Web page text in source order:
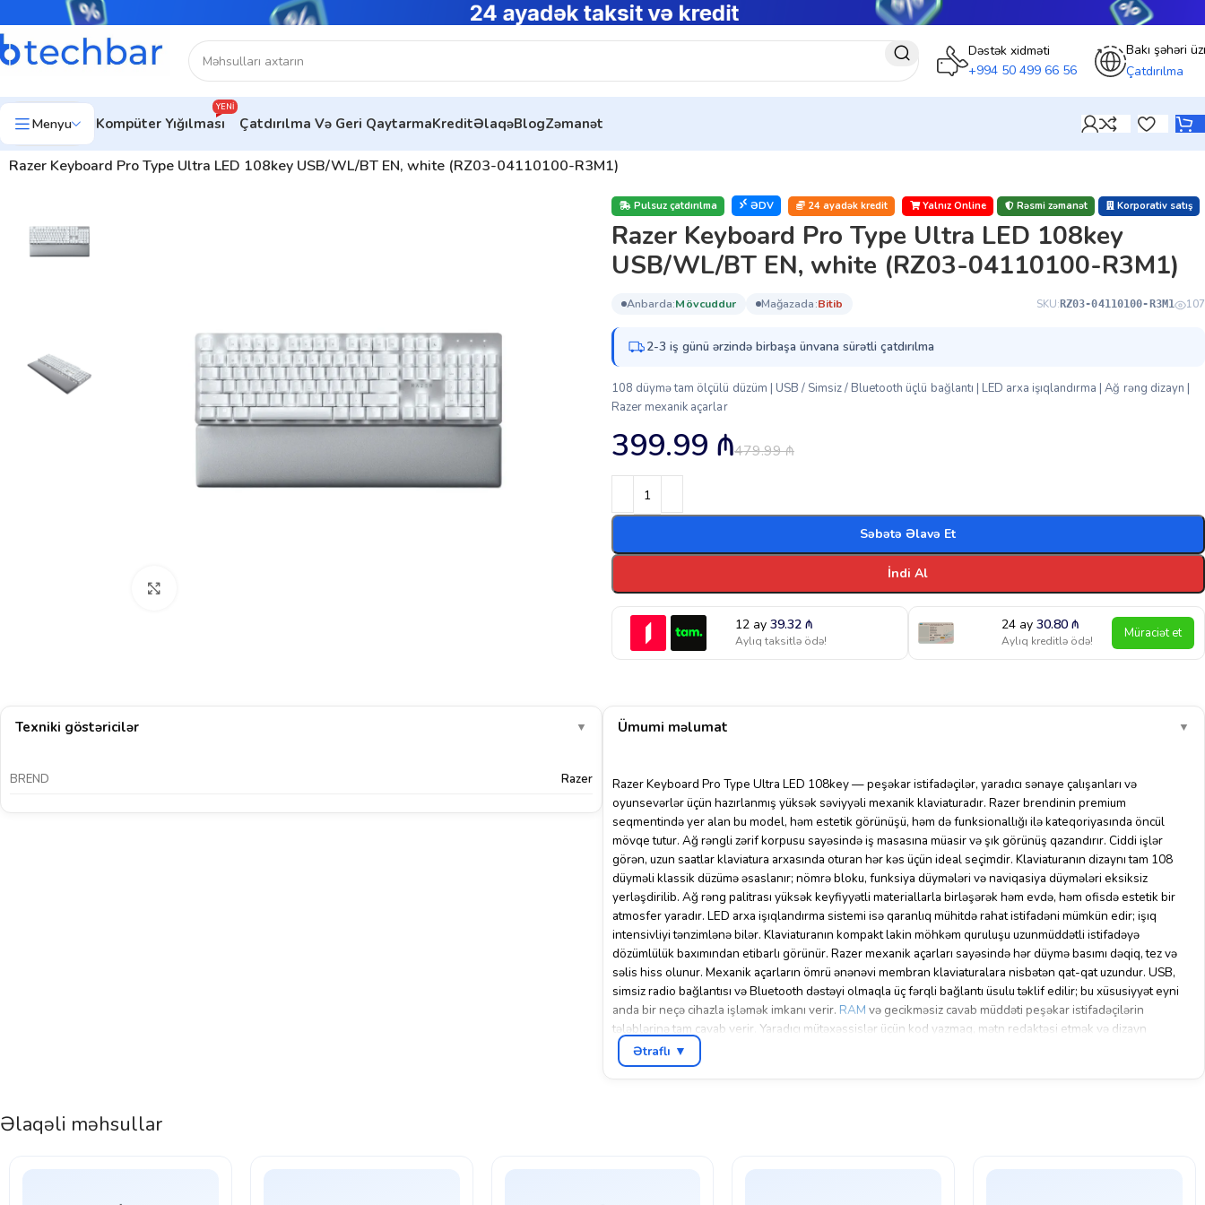
Dəstək xidməti
+994 50 499 66 56
Bakı şəhəri
Çatdırılma
Menyu Kompüter Yığılması
YENI
Çatdırılma Və Geri QaytarmaKreditƏlaqəBlogZəmanət
Ev Kompüter aksesuarları
Razer Keyboard Pro Type Ultra LED 108key USB/WL/BT EN, white (RZ03-04110100-R3M1)
Pulsuz çatdırılma ƏDV 24 ayadək kredit Yalnız Online Rəsmi zəmanət Korporativ satış
Razer Keyboard Pro Type Ultra LED 108key
USB/WL/BT EN, white (RZ03-04110100-R3M1)
anbarda: mövcuddur mağazada: bi̇ti̇b SKU:RZ03-04110100-R3M1 107
2-3 iş günü ərzində birbaşa ünvana sürətli çatdırılma
108 düymə tam ölçülü düzüm | USB / Simsiz / Bluetooth üçlü bağlantı | LED arxa işıqlandırma | Ağ rəng dizayn |
Razer mexanik açarlar
479.99₼
399.99 ₼
Səbətə Əlavə Et
İndi Al
12 ay39.32₼
Aylıq taksitlə ödə!
24 ay30.80₼
Aylıq kreditlə ödə! Müraciət et
Texniki göstəricilər ▼
BREND Razer
Ümumi məlumat ▼
Razer Keyboard Pro Type Ultra LED 108key — peşəkar istifadəçilər, yaradıcı sənaye çalışanları və
oyunsevərlər üçün hazırlanmış yüksək səviyyəli mexanik klaviaturadır. Razer brendinin premium
seqmentində yer alan bu model, həm estetik görünüşü, həm də funksionallığı ilə kateqoriyasında öncül
mövqe tutur. Ağ rəngli zərif korpusu sayəsində iş masasına müasir və şık görünüş qazandırır. Ciddi işlər
görən, uzun saatlar klaviatura arxasında oturan hər kəs üçün ideal seçimdir. Klaviaturanın dizaynı tam 108
düyməli klassik düzümə əsaslanır; nömrə bloku, funksiya düymələri və naviqasiya düymələri eksiksiz
yerləşdirilib. Ağ rəng palitrası yüksək keyfiyyətli materiallarla birləşərək həm evdə, həm ofisdə estetik bir
atmosfer yaradır. LED arxa işıqlandırma sistemi isə qaranlıq mühitdə rahat istifadəni mümkün edir; işıq
intensivliyi tənzimlənə bilər. Klaviaturanın kompakt lakin möhkəm quruluşu uzunmüddətli istifadəyə
dözümlülük baxımından etibarlı görünür. Razer mexanik açarları sayəsində hər düymə basımı dəqiq, tez və
səlis hiss olunur. Mexanik açarların ömrü ənənəvi membran klaviaturalara nisbətən qat-qat uzundur. USB,
simsiz radio bağlantısı və Bluetooth dəstəyi olmaqla üç fərqli bağlantı üsulu təklif edilir; bu xüsusiyyət eyni
anda bir neçə cihazla işləmək imkanı verir. RAM və gecikməsiz cavab müddəti peşəkar istifadəçilərin
tələblərinə tam cavab verir. Yaradıcı mütəxəssislər üçün kod yazmaq, mətn redaktəsi etmək və dizayn
proqramlarında çalışmaq zamanı bu klaviatura üstün rahatlıq təmin edir. Oyun ssenarisi baxımından isə
mexanik açarların tez reaksiyası ani hərəkət tələb edən situasiyalarda üstünlük verir. Tələbələr üçün də uzun
Ətraflı ▼
Əlaqəli məhsullar